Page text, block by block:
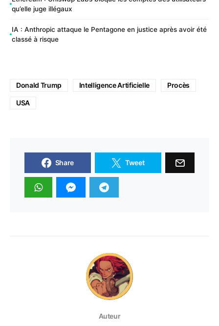
qu’elle juge illégaux
IA : Anthropic attaque le Pentagone en justice après avoir été
classé à risque
Donald Trump Intelligence Artificielle Procès
USA
Share Tweet
Auteur